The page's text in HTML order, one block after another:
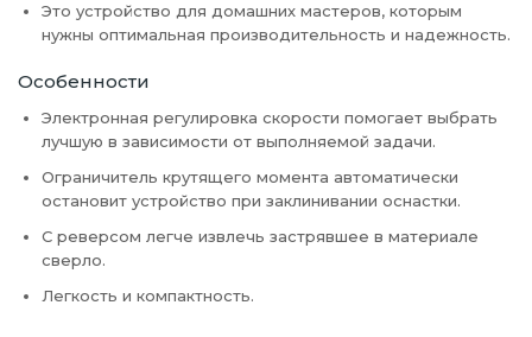
Это устройство для домашних мастеров, которым
нужны оптимальная производительность и надежность.
Особенности
Электронная регулировка скорости помогает выбрать
лучшую в зависимости от выполняемой задачи.
Ограничитель крутящего момента автоматически
остановит устройство при заклинивании оснастки.
С реверсом легче извлечь застрявшее в материале
сверло.
Легкость и компактность.